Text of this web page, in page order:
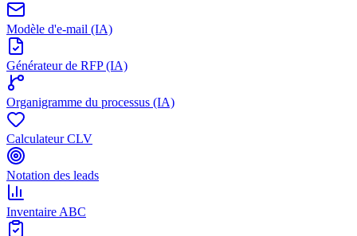
Modèle d'e-mail (IA)
Générateur de RFP (IA)
Organigramme du processus (IA)
Calculateur CLV
Notation des leads
Inventaire ABC